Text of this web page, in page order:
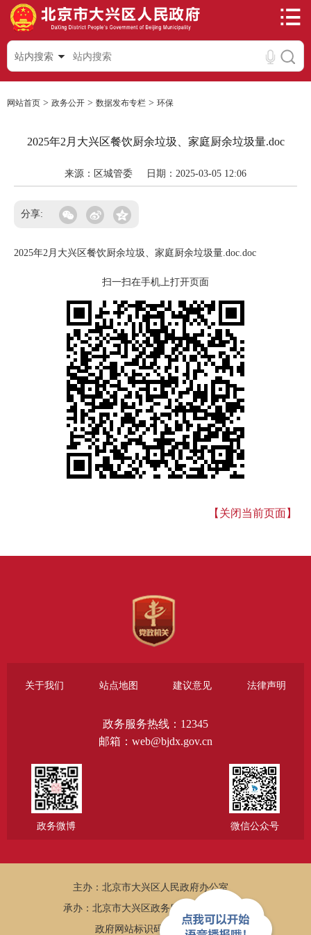
站内搜索
网站首页 > 政务公开 > 数据发布专栏 > 环保
2025年2月大兴区餐饮厨余垃圾、家庭厨余垃圾量.doc
来源：区城管委 日期：2025-03-05 12:06
分享:
2025年2月大兴区餐饮厨余垃圾、家庭厨余垃圾量.doc.doc
扫一扫在手机上打开页面
【关闭当前页面】
关于我们 站点地图 建议意见 法律声明
政务服务热线：12345
邮箱：web@bjdx.gov.cn
政务微博 微信公众号
主办：北京市大兴区人民政府办公室
承办：北京市大兴区政务服务和数据管理局
政府网站标识码：1101150005